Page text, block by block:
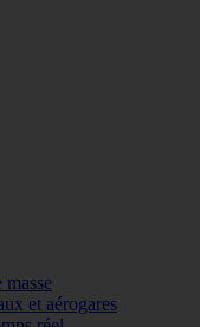
et aérogares